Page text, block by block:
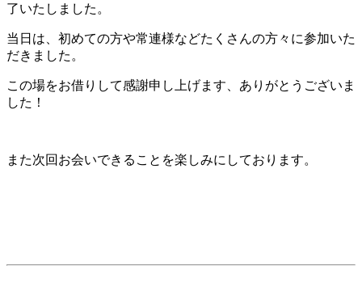
了いたしました。
当日は、初めての方や常連様などたくさんの方々に参加いた
だきました。
この場をお借りして感謝申し上げます、ありがとうございま
した！
また次回お会いできることを楽しみにしております。